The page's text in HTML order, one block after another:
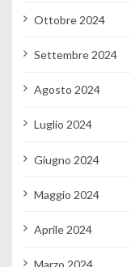
Ottobre 2024
Settembre 2024
Agosto 2024
Luglio 2024
Giugno 2024
Maggio 2024
Aprile 2024